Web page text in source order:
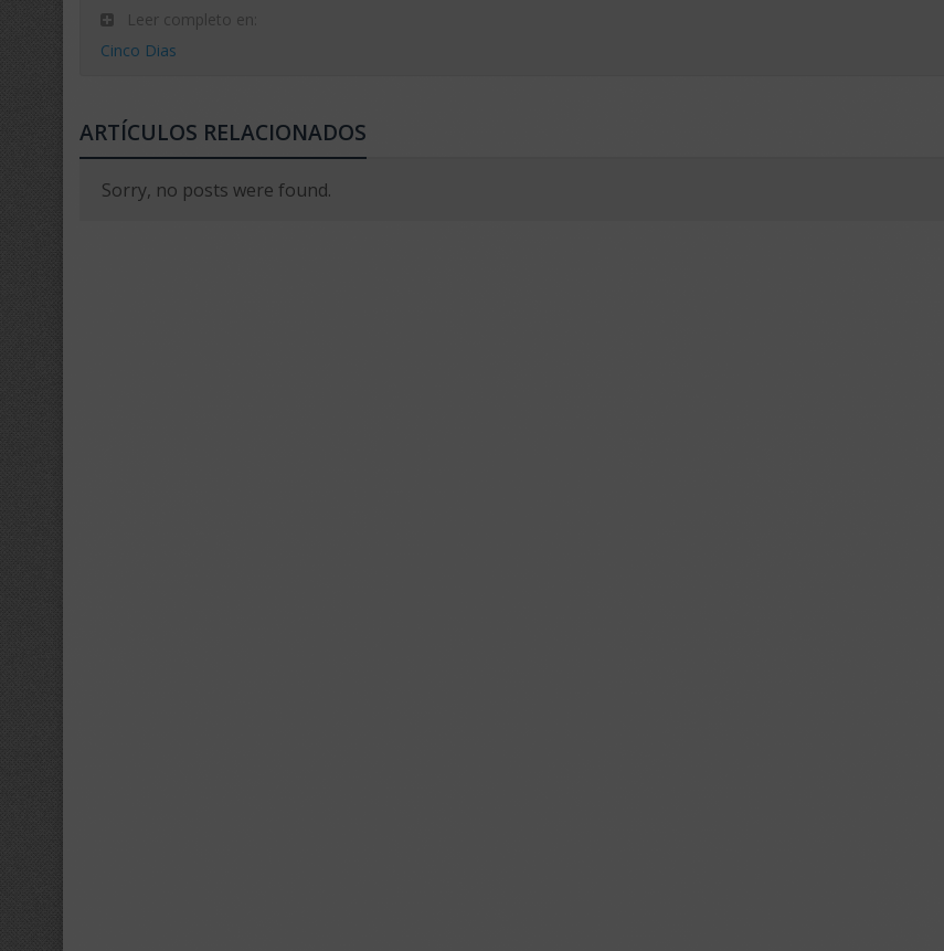
Leer completo en:
Cinco Dias
ARTÍCULOS RELACIONADOS
Sorry, no posts were found.